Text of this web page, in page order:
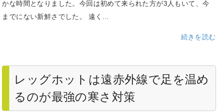
かな時間となりました。今回は初めて来られた方が3人もいて、今
までにない新鮮さでした。 遠く…
続きを読む
レッグホットは遠赤外線で足を温め
るのが最強の寒さ対策